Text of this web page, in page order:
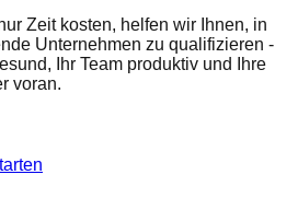
Zeit kosten, helfen wir Ihnen, in
Unternehmen zu qualifizieren -
Ihr Team produktiv und Ihre
voran.